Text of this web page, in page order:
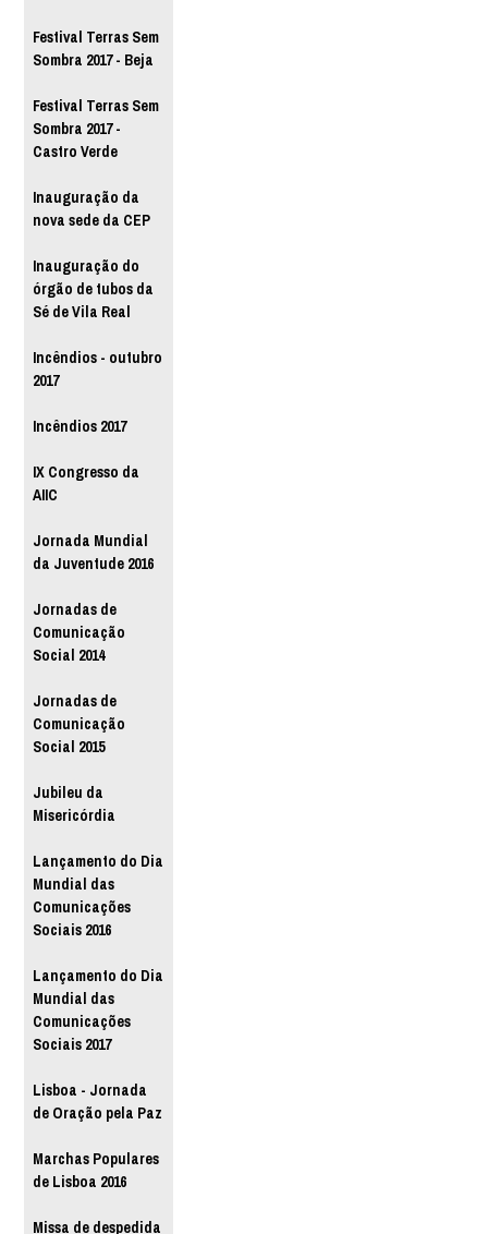
Festival Terras Sem
Sombra 2017 - Beja
Festival Terras Sem
Sombra 2017 -
Castro Verde
Inauguração da
nova sede da CEP
Inauguração do
órgão de tubos da
Sé de Vila Real
Incêndios - outubro
2017
Incêndios 2017
IX Congresso da
AIIC
Jornada Mundial
da Juventude 2016
Jornadas de
Comunicação
Social 2014
Jornadas de
Comunicação
Social 2015
Jubileu da
Misericórdia
Lançamento do Dia
Mundial das
Comunicações
Sociais 2016
Lançamento do Dia
Mundial das
Comunicações
Sociais 2017
Lisboa - Jornada
de Oração pela Paz
Marchas Populares
de Lisboa 2016
Missa de despedida